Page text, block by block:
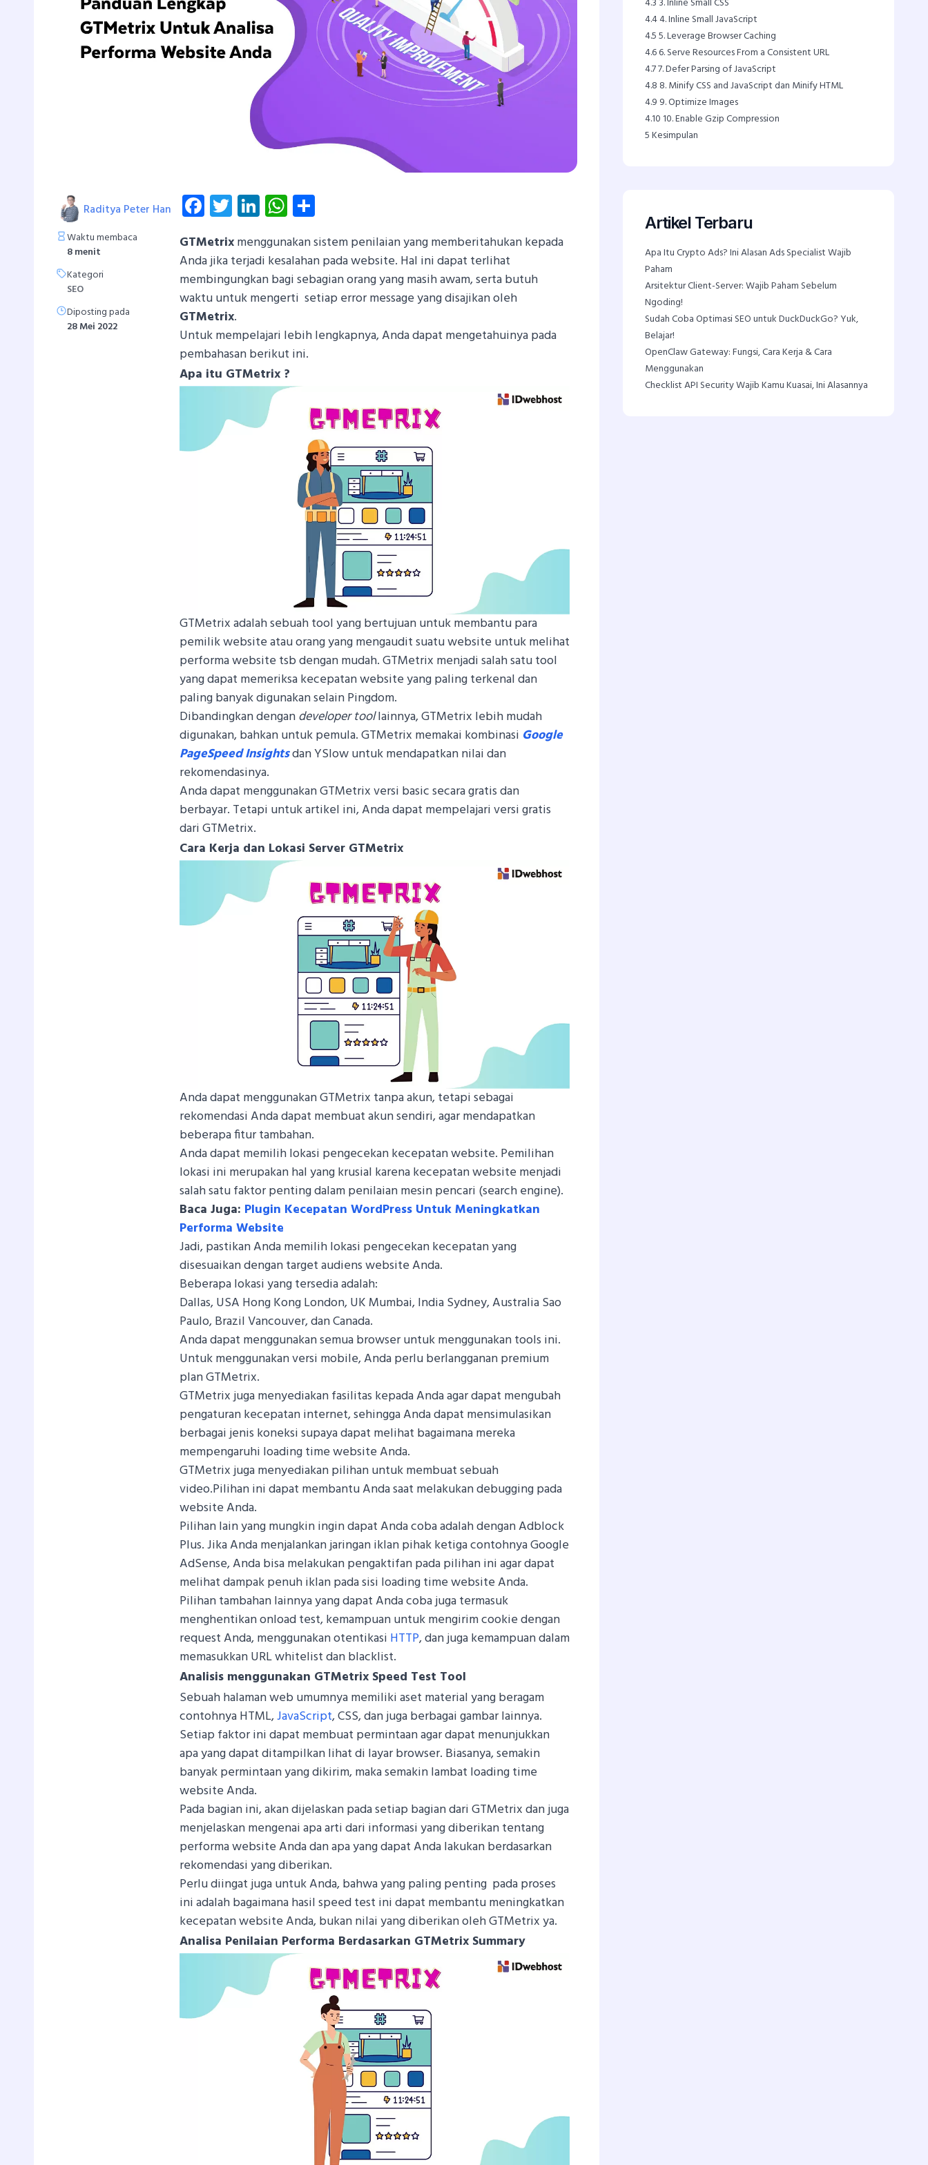
Raditya Peter Han
Waktu membaca
8 menit
Kategori
SEO
Diposting pada
28 Mei 2022
Facebook
Twitter
LinkedIn
WhatsApp
Share
GTMetrixmenggunakan sistem penilaian yang memberitahukan kepada
Anda jika terjadi kesalahan pada website. Hal ini dapat terlihat
membingungkan bagi sebagian orang yang masih awam, serta butuh
waktu untuk mengerti setiap error message yang disajikan oleh
GTMetrix.
Untuk mempelajari lebih lengkapnya, Anda dapat mengetahuinya pada
pembahasan berikut ini.
Apa itu GTMetrix ?
GTMetrix adalah sebuah tool yang bertujuan untuk membantu para
pemilik website atau orang yang mengaudit suatu website untuk melihat
performa website tsb dengan mudah. GTMetrix menjadi salah satu tool
yang dapat memeriksa kecepatan website yang paling terkenal dan
paling banyak digunakan selain Pingdom.
Dibandingkan dengandeveloper toollainnya, GTMetrix lebih mudah
digunakan, bahkan untuk pemula. GTMetrix memakai kombinasi Google
PageSpeed Insightsdan YSlow untuk mendapatkan nilai dan
rekomendasinya.
Anda dapat menggunakan GTMetrix versi basic secara gratis dan
berbayar. Tetapi untuk artikel ini, Anda dapat mempelajari versi gratis
dari GTMetrix.
Cara Kerja dan Lokasi Server GTMetrix
Anda dapat menggunakan GTMetrix tanpa akun, tetapi sebagai
rekomendasi Anda dapat membuat akun sendiri, agar mendapatkan
beberapa fitur tambahan.
Anda dapat memilih lokasi pengecekan kecepatan website. Pemilihan
lokasi ini merupakan hal yang krusial karena kecepatan website menjadi
salah satu faktor penting dalam penilaian mesin pencari (search engine).
Baca Juga: Plugin Kecepatan WordPress Untuk Meningkatkan
Performa Website
Jadi, pastikan Anda memilih lokasi pengecekan kecepatan yang
disesuaikan dengan target audiens website Anda.
Beberapa lokasi yang tersedia adalah:
Dallas, USA Hong Kong London, UK Mumbai, India Sydney, Australia Sao
Paulo, Brazil Vancouver, dan Canada.
Anda dapat menggunakan semua browser untuk menggunakan tools ini.
Untuk menggunakan versi mobile, Anda perlu berlangganan premium
plan GTMetrix.
GTMetrix juga menyediakan fasilitas kepada Anda agar dapat mengubah
pengaturan kecepatan internet, sehingga Anda dapat mensimulasikan
berbagai jenis koneksi supaya dapat melihat bagaimana mereka
mempengaruhi loading time website Anda.
GTMetrix juga menyediakan pilihan untuk membuat sebuah
video.Pilihan ini dapat membantu Anda saat melakukan debugging pada
website Anda.
Pilihan lain yang mungkin ingin dapat Anda coba adalah dengan Adblock
Plus. Jika Anda menjalankan jaringan iklan pihak ketiga contohnya Google
AdSense, Anda bisa melakukan pengaktifan pada pilihan ini agar dapat
melihat dampak penuh iklan pada sisi loading time website Anda.
Pilihan tambahan lainnya yang dapat Anda coba juga termasuk
menghentikan onload test, kemampuan untuk mengirim cookie dengan
request Anda, menggunakan otentikasi HTTP, dan juga kemampuan dalam
memasukkan URL whitelist dan blacklist.
Analisis menggunakan GTMetrix Speed Test Tool
Sebuah halaman web umumnya memiliki aset material yang beragam
contohnya HTML,JavaScript, CSS, dan juga berbagai gambar lainnya.
Setiap faktor ini dapat membuat permintaan agar dapat menunjukkan
apa yang dapat ditampilkan lihat di layar browser. Biasanya, semakin
banyak permintaan yang dikirim, maka semakin lambat loading time
website Anda.
Pada bagian ini, akan dijelaskan pada setiap bagian dari GTMetrix dan juga
menjelaskan mengenai apa arti dari informasi yang diberikan tentang
performa website Anda dan apa yang dapat Anda lakukan berdasarkan
rekomendasi yang diberikan.
Perlu diingat juga untuk Anda, bahwa yang paling penting pada proses
ini adalah bagaimana hasil speed test ini dapat membantu meningkatkan
kecepatan website Anda, bukan nilai yang diberikan oleh GTMetrix ya.
Analisa Penilaian Performa Berdasarkan GTMetrix Summary
4.44. Inline Small JavaScript
4.55. Leverage Browser Caching
4.66. Serve Resources From a Consistent URL
4.77. Defer Parsing of JavaScript
4.8 8. Minify CSS and JavaScript dan Minify HTML
4.9 9. Optimize Images
4.1010. Enable Gzip Compression
5Kesimpulan
Artikel Terbaru
Apa Itu Crypto Ads? Ini Alasan Ads Specialist Wajib
Paham
Arsitektur Client-Server: Wajib Paham Sebelum
Ngoding!
Sudah Coba Optimasi SEO untuk DuckDuckGo? Yuk,
Belajar!
OpenClaw Gateway: Fungsi, Cara Kerja & Cara
Menggunakan
Checklist API Security Wajib Kamu Kuasai, Ini Alasannya